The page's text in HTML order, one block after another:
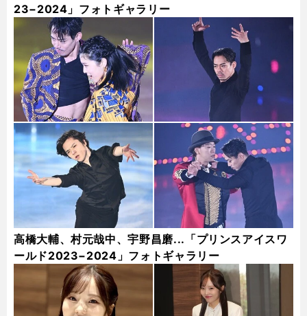
23−2024」フォトギャラリー
高橋大輔、村元哉中、宇野昌磨...「プリンスアイスワ
ールド2023−2024」フォトギャラリー